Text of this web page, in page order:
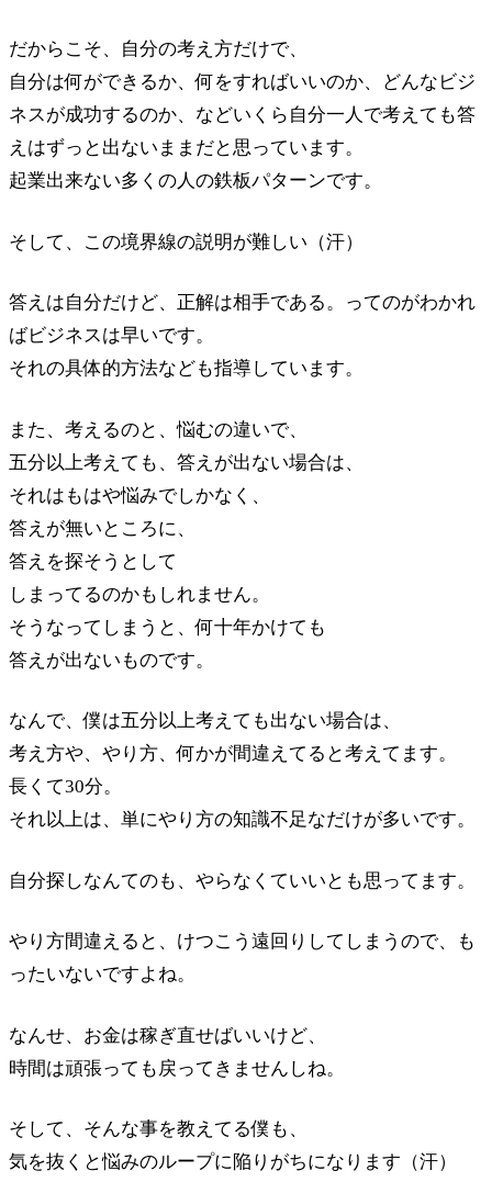
だからこそ、自分の考え方だけで、
自分は何ができるか、何をすればいいのか、どんなビジ
ネスが成功するのか、などいくら自分一人で考えても答
えはずっと出ないままだと思っています。
起業出来ない多くの人の鉄板パターンです。
そして、この境界線の説明が難しい（汗）
答えは自分だけど、正解は相手である。ってのがわかれ
ばビジネスは早いです。
それの具体的方法なども指導しています。
また、考えるのと、悩むの違いで、
五分以上考えても、答えが出ない場合は、
それはもはや悩みでしかなく、
答えが無いところに、
答えを探そうとして
しまってるのかもしれません。
そうなってしまうと、何十年かけても
答えが出ないものです。
なんで、僕は五分以上考えても出ない場合は、
考え方や、やり方、何かが間違えてると考えてます。
長くて30分。
それ以上は、単にやり方の知識不足なだけが多いです。
自分探しなんてのも、やらなくていいとも思ってます。
やり方間違えると、けつこう遠回りしてしまうので、も
ったいないですよね。
なんせ、お金は稼ぎ直せばいいけど、
時間は頑張っても戻ってきませんしね。
そして、そんな事を教えてる僕も、
気を抜くと悩みのループに陥りがちになります（汗）